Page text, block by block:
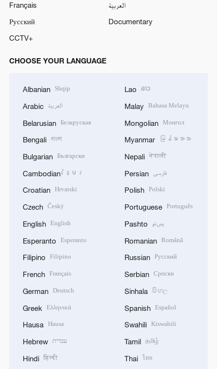
Français
العربية
Русский
Documentary
CCTV+
CHOOSE YOUR LANGUAGE
Albanian Shqip
Arabic العربية
Belarusian Беларуская
Bengali বাংলা
Bulgarian Български
Cambodian ខ្មែរ
Croatian Hrvatski
Czech Český
English English
Esperanto Esperanto
Filipino Filipino
French Français
German Deutsch
Greek Ελληνικά
Hausa Hausa
Hebrew עברית
Hindi हिन्दी
Lao ລາວ
Malay Bahasa Melayu
Mongolian Монгол
Myanmar မြန်မာဘာသာ
Nepali नेपाली
Persian فارسی
Polish Polski
Portuguese Português
Pashto پښتو
Romanian Română
Russian Русский
Serbian Српски
Sinhala සිංහල
Spanish Español
Swahili Kiswahili
Tamil தமிழ்
Thai ไทย